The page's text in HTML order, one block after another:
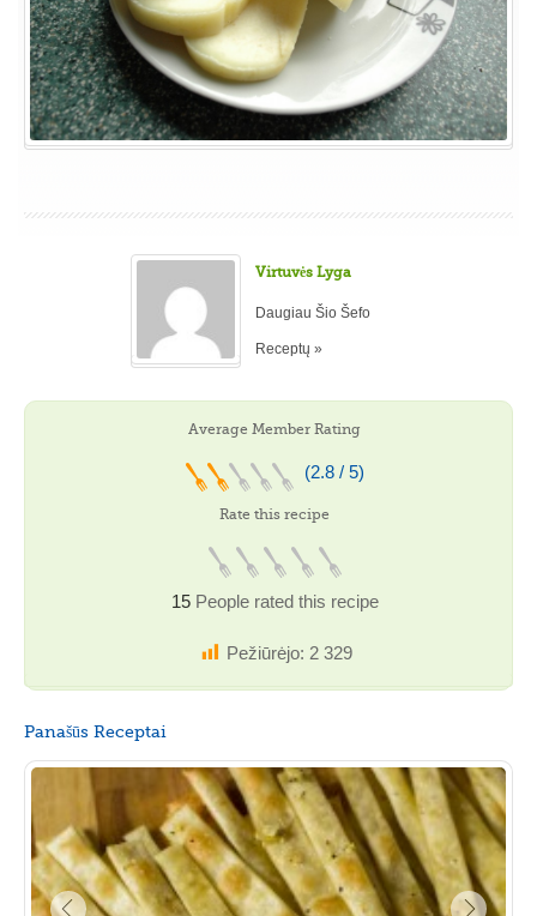
Virtuvės Lyga
Daugiau Šio Šefo
Receptų »
Average Member Rating
(2.8 / 5)
Rate this recipe
15 People rated this recipe
Pežiūrėjo: 2 329
Panašūs Receptai